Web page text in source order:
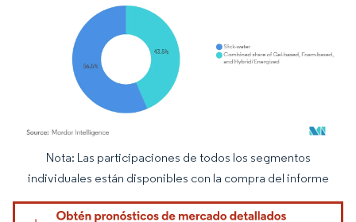
Imagen © Mordor Intelligence. El uso requiere atribución según CC BY 4.0.
Nota: Las participaciones de todos los segmentos
individuales están disponibles con la compra del informe